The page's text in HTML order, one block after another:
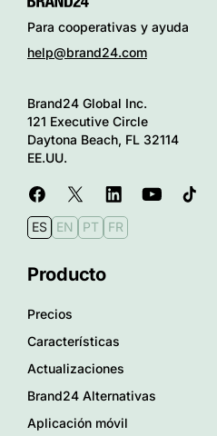
Para cooperativas y ayuda
help@brand24.com
Brand24 Global Inc.
121 Executive Circle
Daytona Beach, FL 32114
EE.UU.
ES EN PT FR
Producto
Precios
Características
Actualizaciones
Brand24 Alternativas
Aplicación móvil